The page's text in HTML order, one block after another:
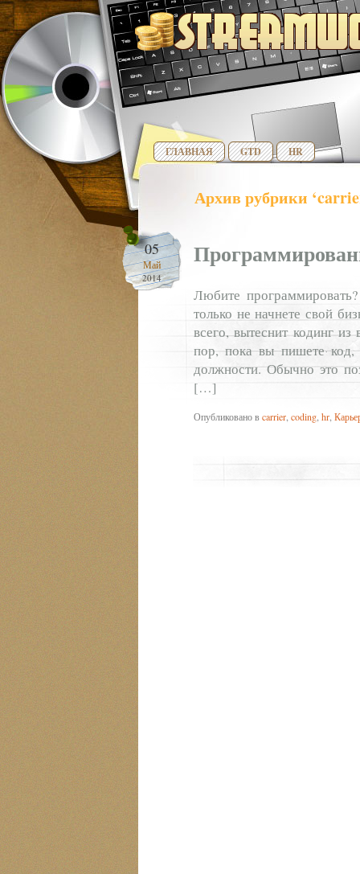
ГЛАВНАЯ GTD HR
Архив рубрики
05
Май
2014
Любите
только не начнете свой
всего, вытеснит кодинг
пор, пока вы пишете код,
должности. Обычно это
[…]
Опубликовано вcarrier coding hr